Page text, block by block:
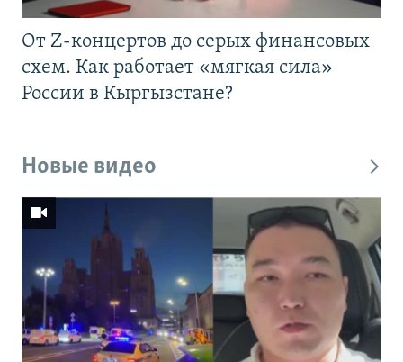
От Z-концертов до серых финансовых
схем. Как работает «мягкая сила»
России в Кыргызстане?
Новые видео